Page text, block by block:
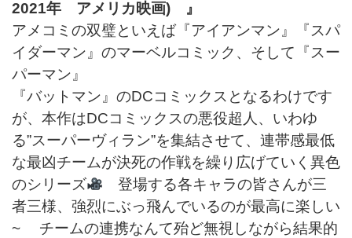
2021年 アメリカ映画) 』
アメコミの双璧といえば『アイアンマン』『スパ
イダーマン』のマーベルコミック、そして『スー
パーマン』
『バットマン』のDCコミックスとなるわけです
が、本作はDCコミックスの悪役超人、いわゆ
る”スーパーヴィラン”を集結させて、連帯感最低
な最凶チームが決死の作戦を繰り広げていく異色
のシリーズ
登場する各キャラの皆さんが三
者三様、強烈にぶっ飛んでいるのが最高に楽しい
~ チームの連携なんて殆ど無視しながら結果的